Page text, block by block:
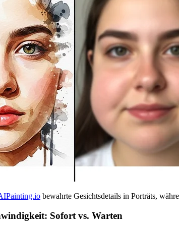
bewahrte Gesichtsdetails in Porträts,
Sofort vs. Warten